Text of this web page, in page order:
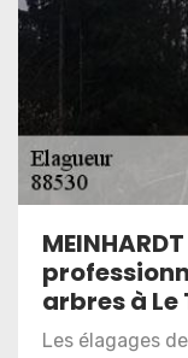
arbres à
Les élagages